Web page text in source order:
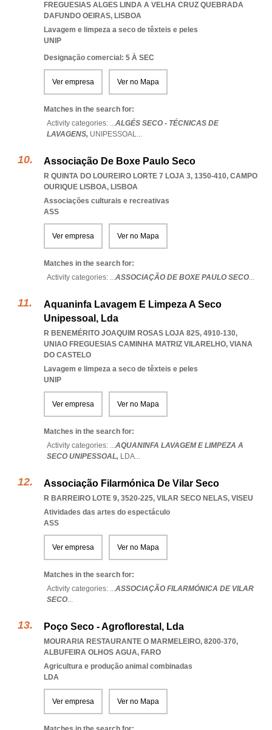
FREGUESIAS ALGES LINDA A VELHA CRUZ QUEBRADA
DAFUNDO OEIRAS, LISBOA
Lavagem e limpeza a seco de têxteis e peles
UNIP
Designação comercial: 5 À SEC
Ver empresa Ver no Mapa
Matches in the search for:
Activity categories: ...ALGÉS SECO - TÉCNICAS DE
LAVAGENS, UNIPESSOAL...
Associação De Boxe Paulo Seco
R QUINTA DO LOUREIRO LORTE 7 LOJA 3, 1350-410, CAMPO
OURIQUE LISBOA, LISBOA
Associações culturais e recreativas
ASS
Ver empresa Ver no Mapa
Matches in the search for:
Activity categories: ...ASSOCIAÇÃO DE BOXE PAULO SECO...
Aquaninfa Lavagem E Limpeza A Seco
Unipessoal, Lda
R BENEMÉRITO JOAQUIM ROSAS LOJA 82S, 4910-130,
UNIAO FREGUESIAS CAMINHA MATRIZ VILARELHO, VIANA
DO CASTELO
Lavagem e limpeza a seco de têxteis e peles
UNIP
Ver empresa Ver no Mapa
Matches in the search for:
Activity categories: ...AQUANINFA LAVAGEM E LIMPEZA A
SECO UNIPESSOAL, LDA...
Associação Filarmónica De Vilar Seco
R BARREIRO LOTE 9, 3520-225, VILAR SECO NELAS, VISEU
Atividades das artes do espectáculo
ASS
Ver empresa Ver no Mapa
Matches in the search for:
Activity categories: ...ASSOCIAÇÃO FILARMÓNICA DE VILAR
SECO...
Poço Seco - Agroflorestal, Lda
MOURARIA RESTAURANTE O MARMELEIRO, 8200-370,
ALBUFEIRA OLHOS AGUA, FARO
Agricultura e produção animal combinadas
LDA
Ver empresa Ver no Mapa